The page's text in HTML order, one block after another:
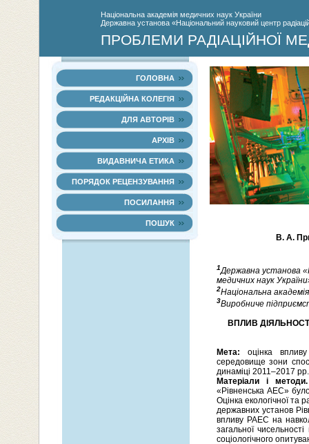
Нацiональна академiя медичних наук України
Державна установа «Національний науковий центр
ПРОБЛЕМИ РАДІАЦІЙНОЇ
ГОЛОВНА
РЕДАКЦІЙНА КОЛЕГІЯ
ДЛЯ АВТОРІВ
АРХІВ
ВИДАВНИЧА ЕТИКА
ПОРЯДОК РЕЦЕНЗУВАННЯ
ПОСИЛАННЯ
ПОШУК
В. А.
1Державна установа
медичних наук
2Національна
3Виробниче
ВПЛИВ
Мета: оцінка
середовище зони
динаміці 2011–2017
Матеріали і методи.
«Рівненська АЕС»
Оцінка екологічної та
державних установ
впливу РАЕС на
загальної
соціологічного